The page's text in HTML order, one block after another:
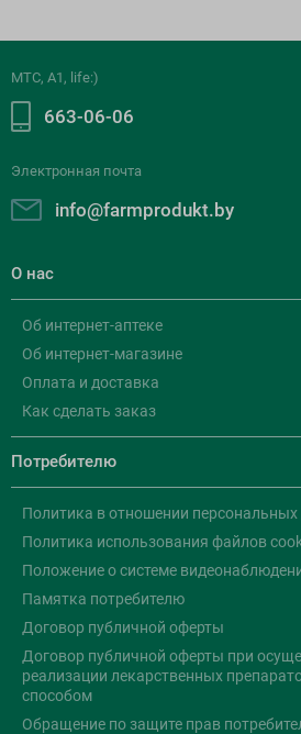
МТС, A1, life:)
663-06-06
Электронная почта
info@farmprodukt.by
О нас
Об интернет-аптеке
Об интернет-магазине
Оплата и доставка
Как сделать заказ
Потребителю
Политика в отношении
Политика использования файлов
Положение о системе
Памятка потребителю
Договор публичной оферты
Договор публичной оферты при
реализации лекарственных
способом
Обращение по защите прав